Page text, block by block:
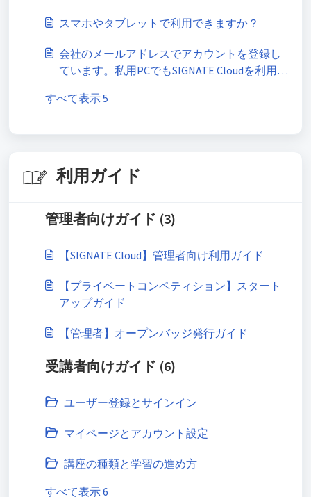
スマホやタブレットで利用できますか？
会社のメールアドレスでアカウントを登録し
ています。私用PCでもSIGNATE Cloudを利用で
すべて表示 5
利用ガイド
管理者向けガイド (3)
【SIGNATE Cloud】管理者向け利用ガイド
【プライベートコンペティション】スタート
アップガイド
【管理者】オープンバッジ発行ガイド
受講者向けガイド (6)
ユーザー登録とサインイン
マイページとアカウント設定
講座の種類と学習の進め方
すべて表示 6